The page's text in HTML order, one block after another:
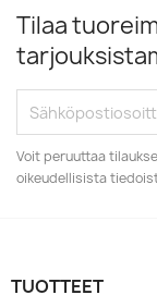
Tilaa
Voit peruuttaa
oikeudellisista
TUOTTEET